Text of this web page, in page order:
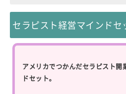
セラピスト経営マインド
アメリカでつかんだセラピスト開
ドセット。